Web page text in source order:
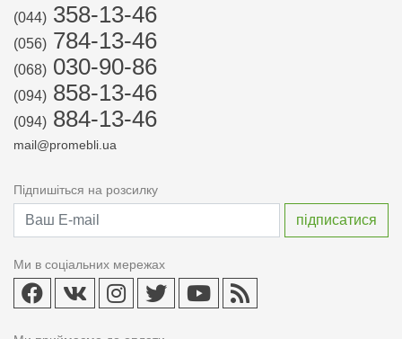
(044) 358-13-46
(056) 784-13-46
(068) 030-90-86
(094) 858-13-46
(094) 884-13-46
mail@promebli.ua
Підпишіться на розсилку
Ми в соціальних мережах